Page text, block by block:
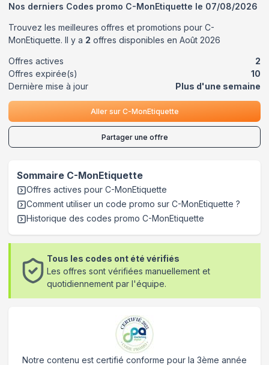
Nos derniers Codes promo C-MonEtiquette le 07/08/2026
Trouvez les meilleures offres et promotions pour C-
MonEtiquette. Il y a 2 offres disponibles en Août 2026
Offres actives
2
Offres expirée(s)
10
Dernière mise à jour
Plus d'une semaine
Aller sur C-MonEtiquette
Partager une offre
Sommaire C-MonEtiquette
Offres actives pour C-MonEtiquette
Comment utiliser un code promo sur C-MonEtiquette ?
Historique des codes promo C-MonEtiquette
Tous les codes ont été vérifiés
Les offres sont vérifiées manuellement et
quotidiennement par l'équipe.
Notre contenu est certifié conforme pour la 3ème année